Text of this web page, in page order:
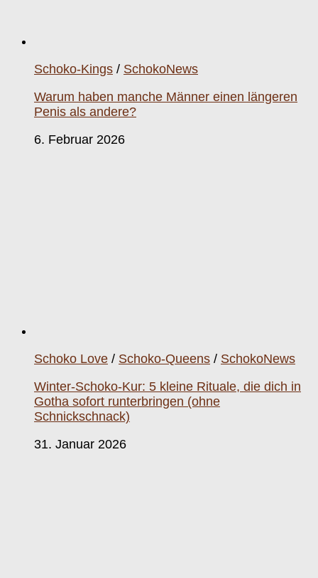
Schoko-Kings / SchokoNews
Warum haben manche Männer einen längeren
Penis als andere?
6. Februar 2026
Schoko Love / Schoko-Queens / SchokoNews
Winter-Schoko-Kur: 5 kleine Rituale, die dich in
Gotha sofort runterbringen (ohne
Schnickschnack)
31. Januar 2026